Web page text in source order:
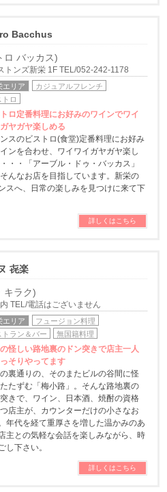
Bacchus
ロ バッカス)
トンズ新栄 1F TEL/052-242-1178
エリア
カジュアルフレンチ
トロ
ロ定番料理にお好みのワインでワイ
ヤガヤ楽しめる
スのビストロ(食堂)定番料理にお好み
ンを合わせ、ワイワイガヤガヤ楽し
・・「アーブル・ドゥ・バッカス」
んなお店を目指しています。新栄の
スへ、日常の楽しみを見つけに来て下
詳しくはこちら
㐂楽
キラク)
TEL/電話はございません
エリア
フュージョン料理
トラン＆バー
無国籍料理
怪しい路地裏のドン突きで店主一人
そりやってます
裏通りの、そのまたビルの谷間に怪
たずむ「梅小路」。そんな路地裏の
突きで、ワイン、日本酒、焼酎の資格
店主が、カウンターだけの小さなお
年代を経て重厚さを増した温かみのあ
主との気軽な会話を楽しみながら、時
し下さい。
詳しくはこちら